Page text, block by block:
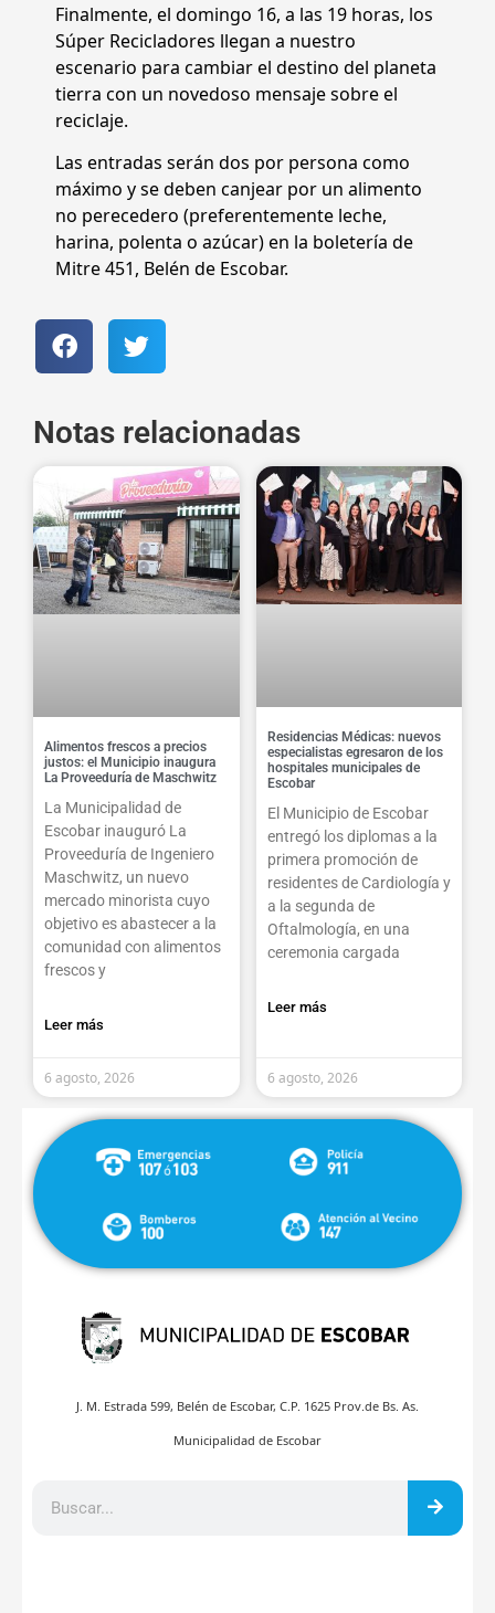
Finalmente, el domingo 16, a las 19 horas, los
Súper Recicladores llegan a nuestro
escenario para cambiar el destino del planeta
tierra con un novedoso mensaje sobre el
reciclaje.
Las entradas serán dos por persona como
máximo y se deben canjear por un alimento
no perecedero (preferentemente leche,
harina, polenta o azúcar) en la boletería de
Mitre 451, Belén de Escobar.
Notas relacionadas
Alimentos frescos a precios
justos: el Municipio inaugura
La Proveeduría de Maschwitz
La Municipalidad de
Escobar inauguró La
Proveeduría de Ingeniero
Maschwitz, un nuevo
mercado minorista cuyo
objetivo es abastecer a la
comunidad con alimentos
frescos y
Leer más
6 agosto, 2026
Residencias Médicas: nuevos
especialistas egresaron de los
hospitales municipales de
Escobar
El Municipio de Escobar
entregó los diplomas a la
primera promoción de
residentes de Cardiología y
a la segunda de
Oftalmología, en una
ceremonia cargada
Leer más
6 agosto, 2026
J. M. Estrada 599, Belén de Escobar, C.P. 1625 Prov.de Bs. As.
Municipalidad de Escobar